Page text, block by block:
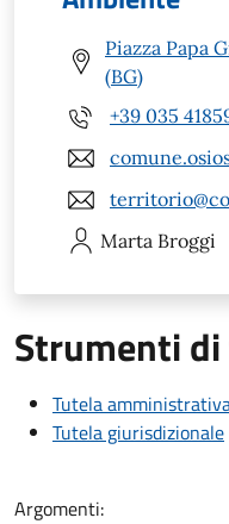
Piazza Papa
(BG)
+39 035
Marta Broggi
Strumenti
Tutela
Tutela giurisdizionale
Argomenti: